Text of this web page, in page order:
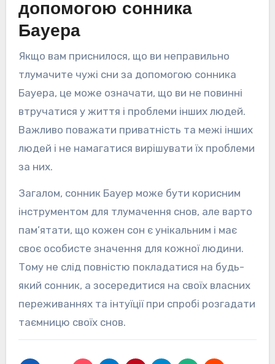
допомогою сонника
Бауера
Якщо вам приснилося, що ви неправильно
тлумачите чужі сни за допомогою сонника
Бауера, це може означати, що ви не повинні
втручатися у життя і проблеми інших людей.
Важливо поважати приватність та межі інших
людей і не намагатися вирішувати їх проблеми
за них.
Загалом, сонник Бауер може бути корисним
інструментом для тлумачення снов, але варто
пам’ятати, що кожен сон є унікальним і має
своє особисте значення для кожної людини.
Тому не слід повністю покладатися на будь-
який сонник, а зосередитися на своїх власних
переживаннях та інтуїції при спробі розгадати
таємницю своїх снов.